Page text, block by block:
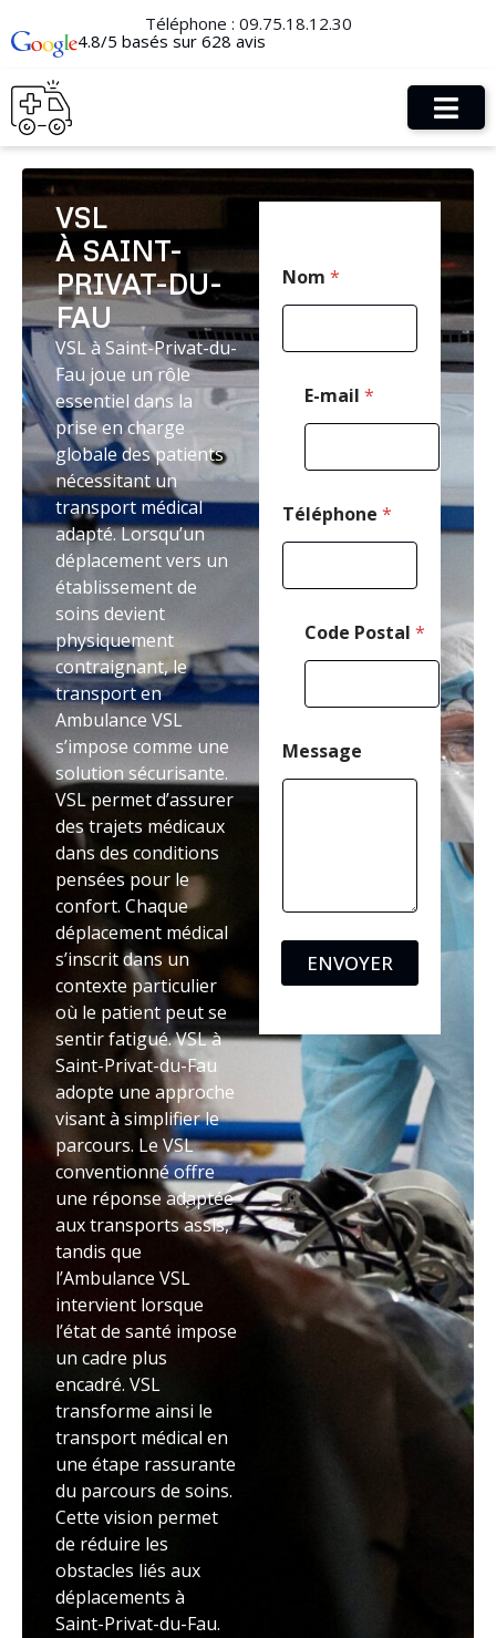
Téléphone : 09.75.18.12.30
4.8/5 basés sur 628 avis
VSL
À SAINT-
PRIVAT-DU-
FAU
VSL à Saint-Privat-du-
Fau joue un rôle
essentiel dans la
prise en charge
globale des patients
nécessitant un
transport médical
adapté. Lorsqu’un
déplacement vers un
établissement de
soins devient
physiquement
contraignant, le
transport en
Ambulance VSL
s’impose comme une
solution sécurisante.
VSL permet d’assurer
des trajets médicaux
dans des conditions
pensées pour le
confort. Chaque
déplacement médical
s’inscrit dans un
contexte particulier
où le patient peut se
sentir fatigué. VSL à
Saint-Privat-du-Fau
adopte une approche
visant à simplifier le
parcours. Le VSL
conventionné offre
une réponse adaptée
aux transports assis,
tandis que
l’Ambulance VSL
intervient lorsque
l’état de santé impose
un cadre plus
encadré. VSL
transforme ainsi le
transport médical en
une étape rassurante
du parcours de soins.
Cette vision permet
de réduire les
obstacles liés aux
déplacements à
Saint-Privat-du-Fau.
Nom *
E-mail *
E
-
a
i
l
Téléphone *
Code Postal *
Message
ENVOYER